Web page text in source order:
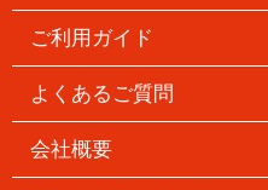
ご利用ガイド
よくあるご質問
会社概要